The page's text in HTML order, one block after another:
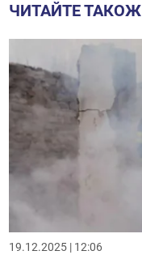
ЧИТАЙТЕ ТАКОЖ
19.12.2025 | 12:06